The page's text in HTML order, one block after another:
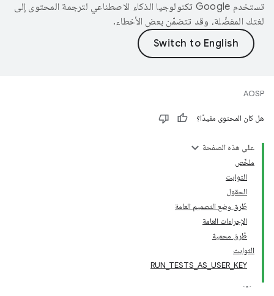
تستخدم Google تكنولوجيا الذكاء الاصطناعي لترجمة المحتوى إلى
لغتك المفضّلة، وقد تتضمّن بعض الأخطاء.
AOSP
هل كان المحتوى مفيدًا؟
على هذه الصفحة
ملخّص
الثوابت
الحقول
طُرق وضع التصميم العامة
الإجراءات العامة
طُرق محمية
الثوابت
RUN_TESTS_AS_USER_KEY